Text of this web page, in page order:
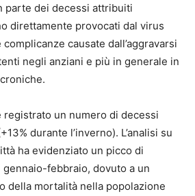
parte dei decessi attribuiti
direttamente provocati dal virus
causate dall’aggravarsi
negli anziani e più in generale in
registrato un numero di decessi
durante l’inverno). L’analisi su
ha evidenziato un picco di
febbraio, dovuto a un
della mortalità nella popolazione